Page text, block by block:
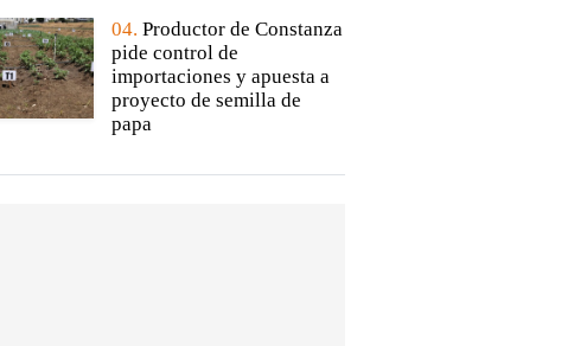
04. Productor de Constanza
pide control de
importaciones y apuesta a
proyecto de semilla de
papa